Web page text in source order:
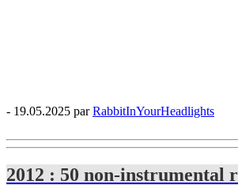
- 19.05.2025 parRabbitInYourHeadlights
2012 : 50 non-instrumental